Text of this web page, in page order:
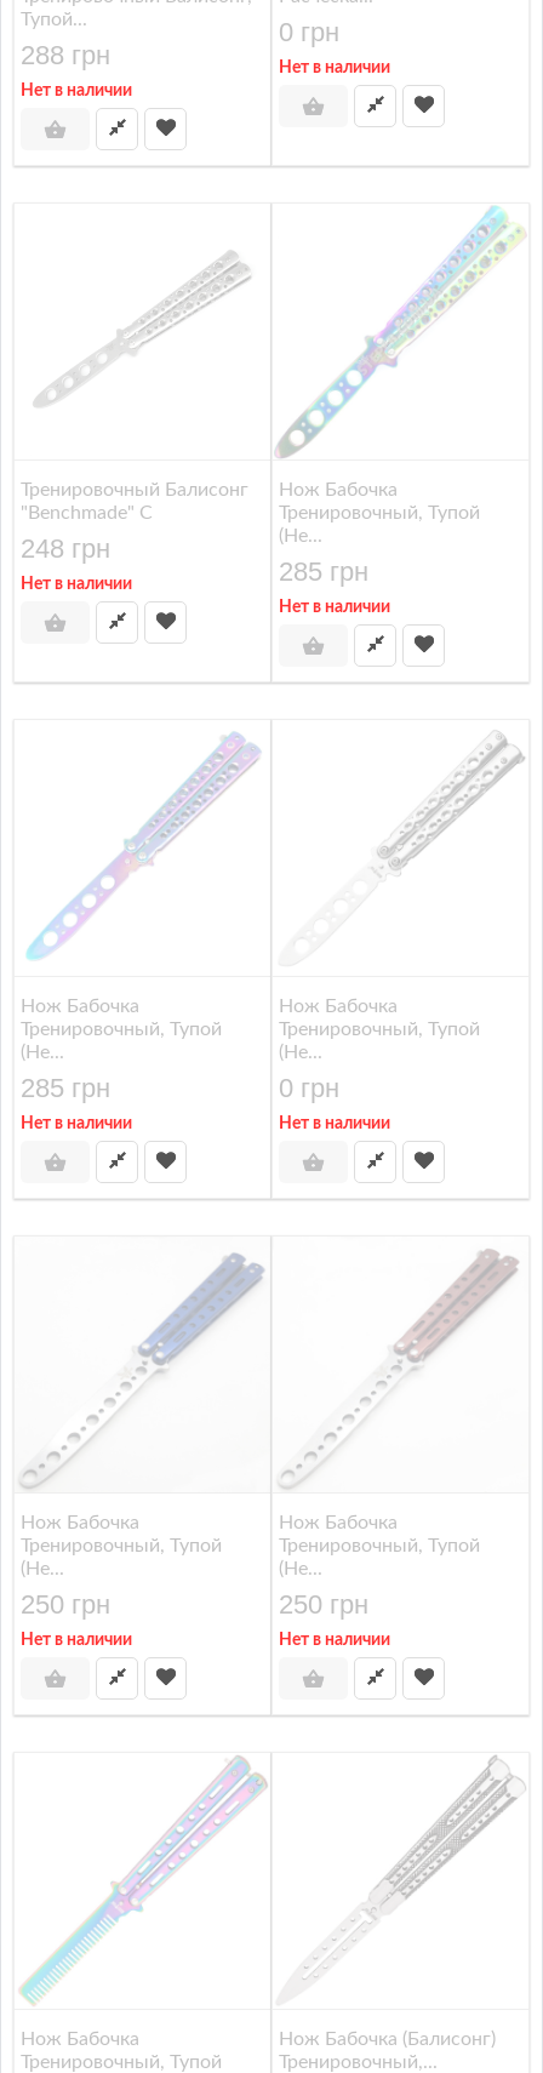
Тупой...
288 грн
Нет в наличии
0 грн
Нет в наличии
Тренировочный Балисонг
"Benchmade" С
248 грн
Нет в наличии
Нож Бабочка
Тренировочный, Тупой
(не...
285 грн
Нет в наличии
Нож Бабочка
Тренировочный, Тупой
(не...
285 грн
Нет в наличии
Нож Бабочка
Тренировочный, Тупой
(не...
0 грн
Нет в наличии
Нож Бабочка
Тренировочный, Тупой
(не...
250 грн
Нет в наличии
Нож Бабочка
Тренировочный, Тупой
(не...
250 грн
Нет в наличии
Нож Бабочка
Тренировочный, Тупой
Нож Бабочка (балисонг)
Тренировочный,...